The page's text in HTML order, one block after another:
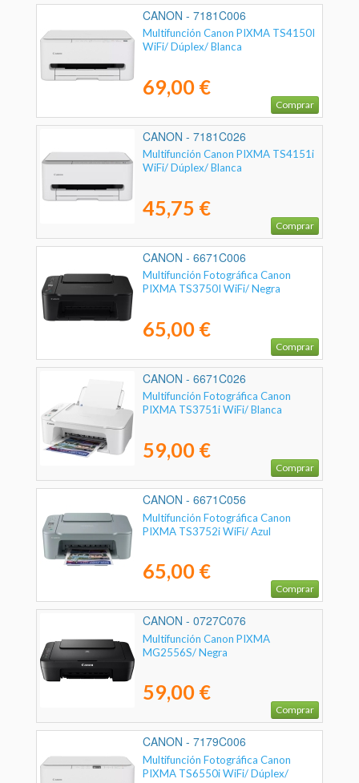
CANON - 7181C006
Multifunción Canon PIXMA TS4150I
WiFi/ Dúplex/ Blanca
69,00 €
Comprar
CANON - 7181C026
Multifunción Canon PIXMA TS4151i
WiFi/ Dúplex/ Blanca
45,75 €
Comprar
CANON - 6671C006
Multifunción Fotográfica Canon
PIXMA TS3750I WiFi/ Negra
65,00 €
Comprar
CANON - 6671C026
Multifunción Fotográfica Canon
PIXMA TS3751i WiFi/ Blanca
59,00 €
Comprar
CANON - 6671C056
Multifunción Fotográfica Canon
PIXMA TS3752i WiFi/ Azul
65,00 €
Comprar
CANON - 0727C076
Multifunción Canon PIXMA
MG2556S/ Negra
59,00 €
Comprar
CANON - 7179C006
Multifunción Fotográfica Canon
PIXMA TS6550i WiFi/ Dúplex/